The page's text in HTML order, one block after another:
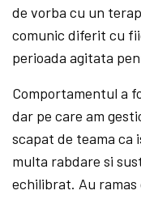
de vorba cu un
comunic diferit cu
perioada agitata
Comportamentul a
dar pe care am
scapat de teama ca
multa rabdare si
echilibrat. Au